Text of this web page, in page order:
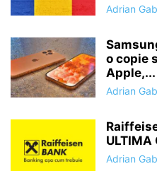
Adrian
o copie
Apple,...
Adrian
ULTIMA
Adrian